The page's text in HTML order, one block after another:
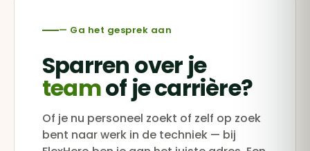
— Ga het gesprek aan
Sparren over je
teamof je carrière?
Of je nu personeel zoekt of zelf op zoek
bent naar werk in de techniek — bij